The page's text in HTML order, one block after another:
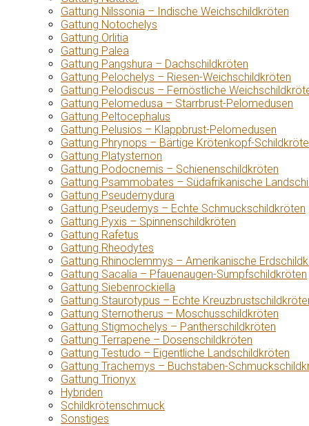
Gattung Nilssonia – Indische Weichschildkröten
Gattung Notochelys
Gattung Orlitia
Gattung Palea
Gattung Pangshura – Dachschildkröten
Gattung Pelochelys – Riesen-Weichschildkröten
Gattung Pelodiscus – Fernöstliche
Gattung Pelomedusa – Starrbrust-Pelomedusen
Gattung Peltocephalus
Gattung Pelusios – Klappbrust-Pelomedusen
Gattung Phrynops – Bärtige Krötenkopf-
Gattung Platysternon
Gattung Podocnemis – Schienenschildkröten
Gattung Psammobates – Südafrikanische
Gattung Pseudemydura
Gattung Pseudemys – Echte Schmuckschildkröten
Gattung Pyxis – Spinnenschildkröten
Gattung Rafetus
Gattung Rheodytes
Gattung Rhinoclemmys – Amerikanische
Gattung Sacalia – Pfauenaugen-Sumpfschildkröten
Gattung Siebenrockiella
Gattung Staurotypus – Echte
Gattung Sternotherus – Moschusschildkröten
Gattung Stigmochelys – Pantherschildkröten
Gattung Terrapene – Dosenschildkröten
Gattung Testudo – Eigentliche Landschildkröten
Gattung Trachemys – Buchstaben-
Gattung Trionyx
Hybriden
Schildkrötenschmuck
Sonstiges